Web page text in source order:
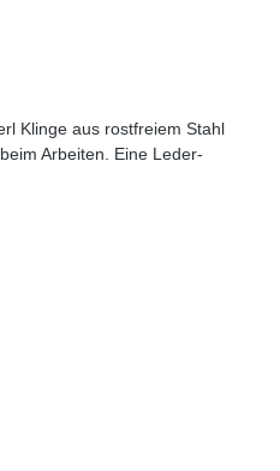
Klinge aus rostfreiem Stahl
Arbeiten. Eine Leder-